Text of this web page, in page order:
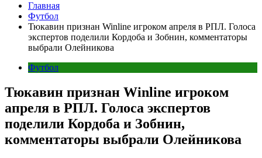
Главная
Футбол
Тюкавин признан Winline игроком апреля в РПЛ. Голоса
экспертов поделили Кордоба и Зобнин, комментаторы
выбрали Олейникова
Футбол
Тюкавин признан Winline игроком
апреля в РПЛ. Голоса экспертов
поделили Кордоба и Зобнин,
комментаторы выбрали Олейникова